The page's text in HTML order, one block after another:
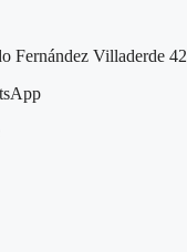
Fernández Villaderde 42